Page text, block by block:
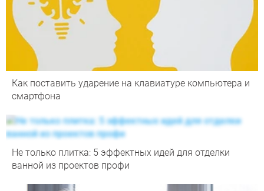
Как поставить ударение на клавиатуре компьютера и
смартфона
Не только плитка: 5 эффектных идей для отделки
ванной из проектов профи